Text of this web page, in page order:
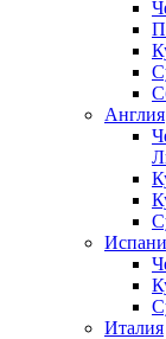
Англия
Италия